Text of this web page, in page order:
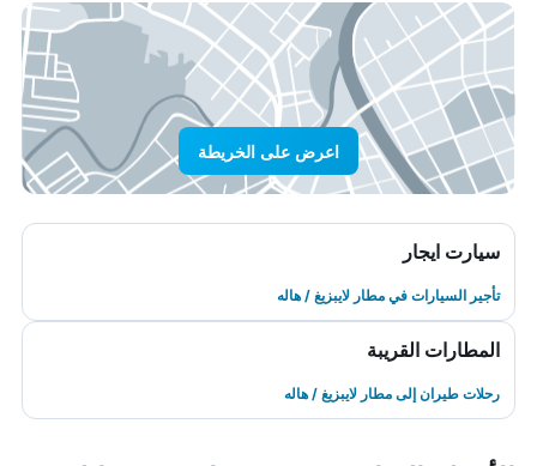
اعرض على الخريطة
سيارت ايجار
تأجير السيارات في مطار لايبزيغ / هاله
المطارات القريبة
رحلات طيران إلى مطار لايبزيغ / هاله